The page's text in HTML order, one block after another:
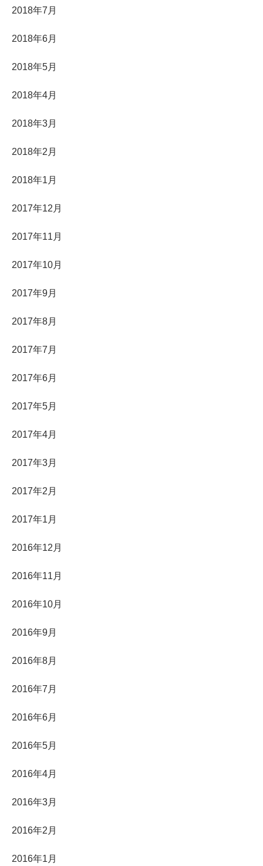
2018年7月
2018年6月
2018年5月
2018年4月
2018年3月
2018年2月
2018年1月
2017年12月
2017年11月
2017年10月
2017年9月
2017年8月
2017年7月
2017年6月
2017年5月
2017年4月
2017年3月
2017年2月
2017年1月
2016年12月
2016年11月
2016年10月
2016年9月
2016年8月
2016年7月
2016年6月
2016年5月
2016年4月
2016年3月
2016年2月
2016年1月